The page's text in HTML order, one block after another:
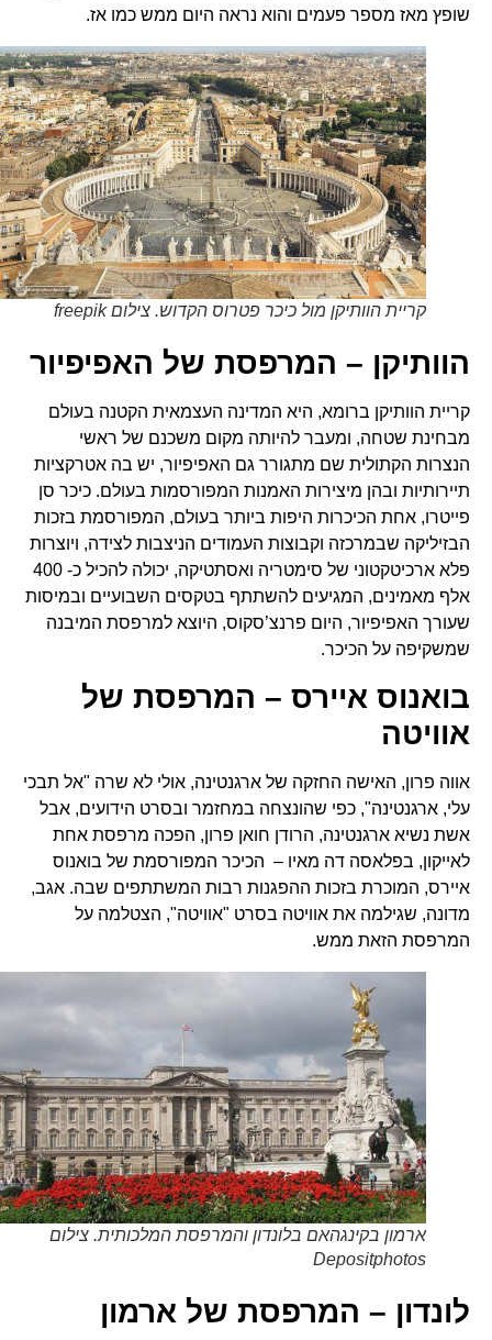
שופץ מאז מספר פעמים והוא נראה היום ממש כמו אז.
קריית הוותיקן מול כיכר פטרוס הקדוש. צילום freepik
הוותיקן – המרפסת של האפיפיור
קריית הוותיקן ברומא, היא המדינה העצמאית הקטנה בעולם
מבחינת שטחה, ומעבר להיותה מקום משכנם של ראשי
הנצרות הקתולית שם מתגורר גם האפיפיור, יש בה אטרקציות
תיירותיות ובהן מיצירות האמנות המפורסמות בעולם. כיכר סן
פייטרו, אחת הכיכרות היפות ביותר בעולם, המפורסמת בזכות
הבזיליקה שבמרכזה וקבוצות העמודים הניצבות לצידה, ויוצרות
פלא ארכיטקטוני של סימטריה ואסתטיקה, יכולה להכיל כ- 400
אלף מאמינים, המגיעים להשתתף בטקסים השבועיים ובמיסות
שעורך האפיפיור, היום פרנצ’סקוס, היוצא למרפסת המיבנה
שמשקיפה על הכיכר.
בואנוס איירס – המרפסת של
אוויטה
אווה פרון, האישה החזקה של ארגנטינה, אולי לא שרה "אל תבכי
עלי, ארגנטינה", כפי שהונצחה במחזמר ובסרט הידועים, אבל
אשת נשיא ארגנטינה, הרודן חואן פרון, הפכה מרפסת אחת
לאייקון, בפלאסה דה מאיו – הכיכר המפורסמת של בואנוס
איירס, המוכרת בזכות ההפגנות רבות המשתתפים שבה. אגב,
מדונה, שגילמה את אוויטה בסרט "אוויטה", הצטלמה על
המרפסת הזאת ממש.
ארמון בקינגהאם בלונדון והמרפסת המלכותית. צילום
Depositphotos
לונדון – המרפסת של ארמון